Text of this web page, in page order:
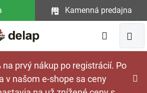
prvý nákup po registrácií. Po
v našom e-shope sa ceny
Kamenná predajna
Hľadať